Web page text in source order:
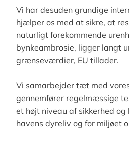
Vi har desuden grundige
hjælper os med at sikre, at
naturligt forekommende
bynkeambrosie, ligger langt
grænseværdier, EU tillader.
Vi samarbejder tæt med
gennemfører regelmæssige
et højt niveau af sikkerhed
havens dyreliv og for miljøet